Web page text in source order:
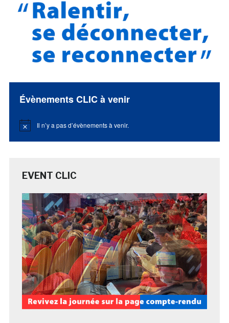
Évènements CLIC à venir
Notice Il n’y a pas d’évènements à venir.
EVENT CLIC